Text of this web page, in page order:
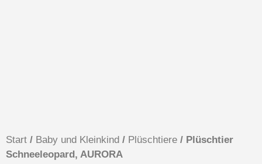
Start / Baby und Kleinkind / Plüschtiere / Plüschtier
Schneeleopard, AURORA